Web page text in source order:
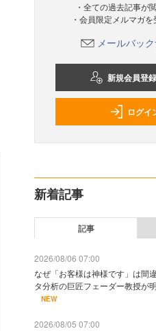
・全ての過去記事が
・会員限定メルマガ
メールバッ
新規会員登録
ログイ
新着記事
記事
2026/08/06 07:00
なぜ「お客様は神様です」は間
タ分析の巨匠フェーダー教授が
NEW
2026/08/05 07:00